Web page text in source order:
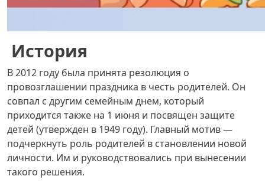
История
В 2012 году была принята резолюция о
провозглашении праздника в честь родителей. Он
совпал с другим семейным днем, который
приходится также на 1 июня и посвящен защите
детей (утвержден в 1949 году). Главный мотив —
подчеркнуть роль родителей в становлении новой
личности. Им и руководствовались при вынесении
такого решения.